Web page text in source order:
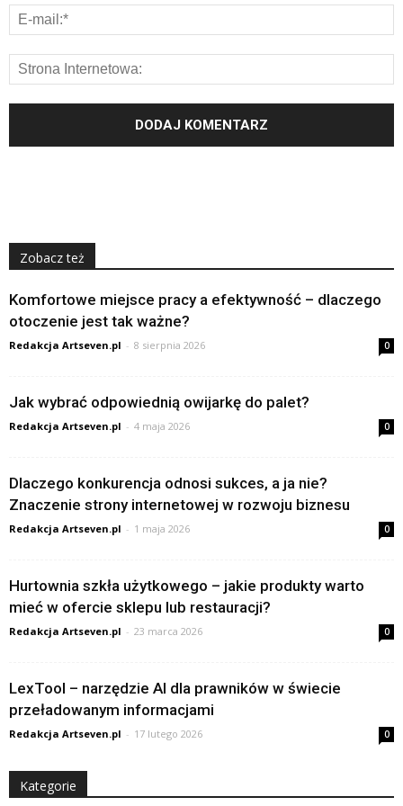
Zobacz też
Komfortowe miejsce pracy a efektywność – dlaczego
otoczenie jest tak ważne?
Redakcja Artseven.pl - 8 sierpnia 2026 0
Jak wybrać odpowiednią owijarkę do palet?
Redakcja Artseven.pl - 4 maja 2026 0
Dlaczego konkurencja odnosi sukces, a ja nie?
Znaczenie strony internetowej w rozwoju biznesu
Redakcja Artseven.pl - 1 maja 2026 0
Hurtownia szkła użytkowego – jakie produkty warto
mieć w ofercie sklepu lub restauracji?
Redakcja Artseven.pl - 23 marca 2026 0
LexTool – narzędzie AI dla prawników w świecie
przeładowanym informacjami
Redakcja Artseven.pl - 17 lutego 2026 0
Kategorie